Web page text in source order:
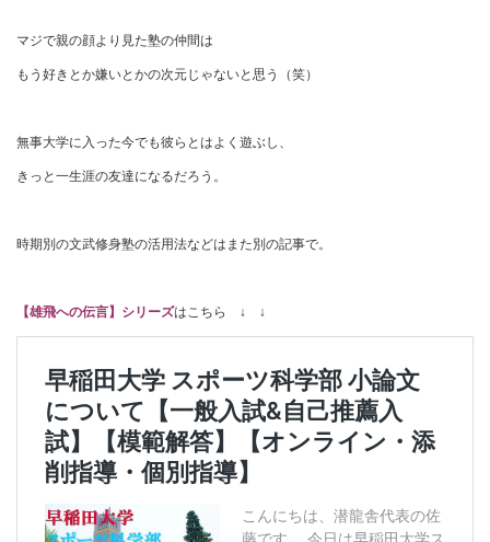
マジで親の顔より見た塾の仲間は
もう好きとか嫌いとかの次元じゃないと思う（笑）
無事大学に入った今でも彼らとはよく遊ぶし、
きっと一生涯の友達になるだろう。
時期別の文武修身塾の活用法などはまた別の記事で。
【雄飛への伝言】シリーズはこちら ↓ ↓